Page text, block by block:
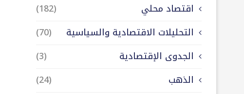
اقتصاد محلي
(182)
التحليلات الاقتصادية والسياسية
(70)
الجدوى الإقتصادية
(3)
الذهب
(24)